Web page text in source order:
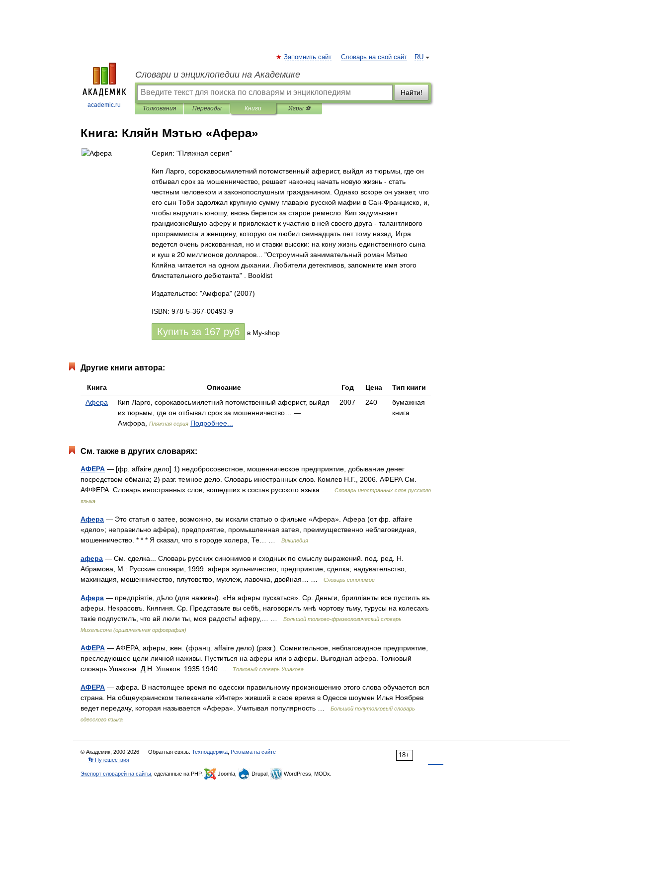
academic.ru
RU
Запомнить сайт Словарь на свой сайт
Словари и энциклопедии на Академике
Найти!
Толкования Переводы Книги Игры ⚽
Книга: Кляйн Мэтью «Афера»
Серия: "Пляжная серия"
Кип Ларго, сорокавосьмилетний потомственный аферист, выйдя из тюрьмы, где он
отбывал срок за мошенничество, решает наконец начать новую жизнь - стать
честным человеком и законопослушным гражданином. Однако вскоре он узнает, что
его сын Тоби задолжал крупную сумму главарю русской мафии в Сан-Франциско, и,
чтобы выручить юношу, вновь берется за старое ремесло. Кип задумывает
грандиознейшую аферу и привлекает к участию в ней своего друга - талантливого
программиста и женщину, которую он любил семнадцать лет тому назад. Игра
ведется очень рискованная, но и ставки высоки: на кону жизнь единственного сына
и куш в 20 миллионов долларов... "Остроумный занимательный роман Мэтью
Кляйна читается на одном дыхании. Любители детективов, запомните имя этого
блистательного дебютанта" . Booklist
Издательство: "Амфора" (2007)
ISBN: 978-5-367-00493-9
Купить за 167 руб в My-shop
Другие книги автора:
Книга Описание Год Цена
Тип книги
Афера
Кип Ларго, сорокавосьмилетний потомственный аферист, выйдя
из тюрьмы, где он отбывал срок за мошенничество… —
Амфора,
Пляжная серия Подробнее...
2007 240
бумажная
книга
См. также в других словарях:
АФЕРА — [фр. affaire дело] 1) недобросовестное, мошенническое предприятие, добывание денег
посредством обмана; 2) разг. темное дело. Словарь иностранных слов. Комлев Н.Г., 2006. АФЕРА См.
АФФЕРА. Словарь иностранных слов, вошедших в состав русского языка …
Словарь иностранных слов русского
языка
Афера — Это статья о затее, возможно, вы искали статью о фильме «Афера». Афера (от фр. affaire
«дело»; неправильно афёра), предприятие, промышленная затея, преимущественно неблаговидная,
мошенничество. * * * Я сказал, что в городе холера, Те… …
Википедия
афера — См. сделка... Словарь русских синонимов и сходных по смыслу выражений. под. ред. Н.
Абрамова, М.: Русские словари, 1999. афера жульничество; предприятие, сделка; надувательство,
махинация, мошенничество, плутовство, мухлеж, лавочка, двойная… …
Словарь синонимов
Афера — предпріятіе, дѣло (для наживы). «На аферы пускаться». Ср. Деньги, брилліанты все пустилъ въ
аферы. Некрасовъ. Княгиня. Ср. Представьте вы себѣ, наговорилъ мнѣ чортову тьму, турусы на колесахъ
такіе подпустилъ, что ай люли ты, моя радость! аферу,… …
Большой толково-фразеологический словарь
Михельсона (оригинальная орфография)
АФЕРА — АФЕРА, аферы, жен. (франц. affaire дело) (разг.). Сомнительное, неблаговидное предприятие,
преследующее цели личной наживы. Пуститься на аферы или в аферы. Выгодная афера. Толковый
словарь Ушакова. Д.Н. Ушаков. 1935 1940 …
Толковый словарь Ушакова
АФЕРА — афера. В настоящее время по одесски правильному произношению этого слова обучается вся
страна. На общеукраинском телеканале «Интер» живший в свое время в Одессе шоумен Илья Ноябрев
ведет передачу, которая называется «Афера». Учитывая популярность …
Большой полутолковый словарь
одесского языка
18+
© Академик, 2000-2026 Обратная связь: Техподдержка Реклама на сайте
👣 Путешествия
Экспорт словарей на сайты , сделанные на PHP, Joomla, Drupal, WordPress, MODx.